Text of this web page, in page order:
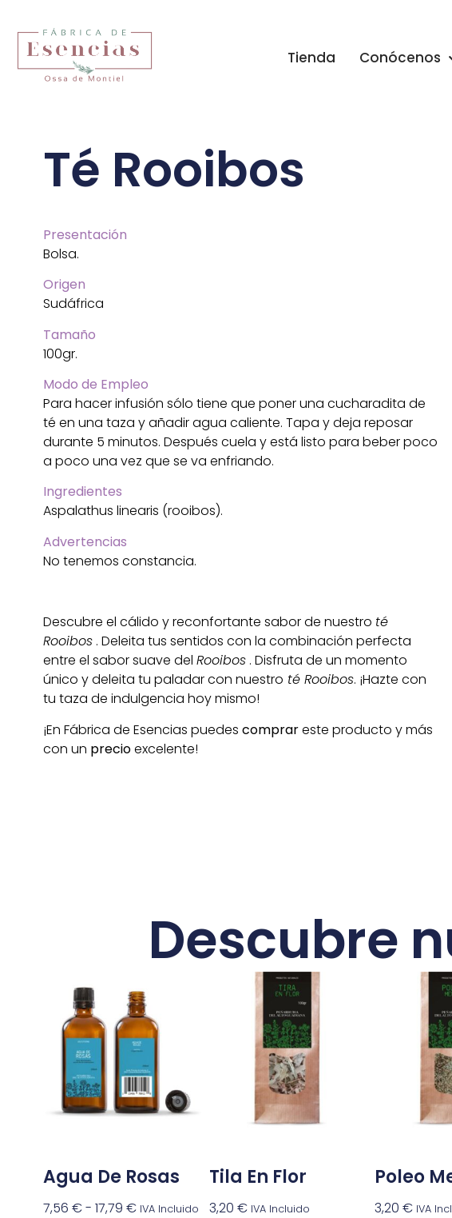
Tienda Conócenos
Té Rooibos
Presentación
Bolsa.
Origen
Sudáfrica
Tamaño
100gr.
Modo de Empleo
Para hacer infusión sólo tiene que poner una cucharadita de
té en una taza y añadir agua caliente. Tapa y deja reposar
durante 5 minutos. Después cuela y está listo para beber poco
a poco una vez que se va enfriando.
Ingredientes
Aspalathus linearis (rooibos).
Advertencias
No tenemos constancia.
Descubre el cálido y reconfortante sabor de nuestro té
Rooibos. Deleita tus sentidos con la combinación perfecta
entre el sabor suave del Rooibos. Disfruta de un momento
único y deleita tu paladar con nuestro té Rooibos. ¡Hazte con
tu taza de indulgencia hoy mismo!
¡En Fábrica de Esencias puedes comprareste producto y más
con un precioexcelente!
Descubre
Agua De Rosas
7,56 €- 17,79 € IVA Incluido
Tila En Flor
3,20 € IVA Incluido
Poleo
3,20€ IVA